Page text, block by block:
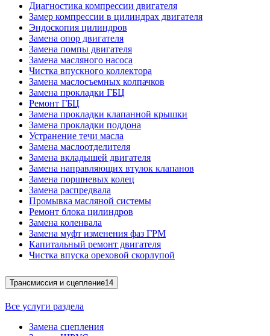
Диагностика компрессии двигателя
Замер компрессии в цилиндрах двигателя
Эндоскопия цилиндров
Замена опор двигателя
Замена помпы двигателя
Замена масляного насоса
Чистка впускного коллектора
Замена маслосъемных колпачков
Замена прокладки ГБЦ
Ремонт ГБЦ
Замена прокладки клапанной крышки
Замена прокладки поддона
Устранение течи масла
Замена маслоотделителя
Замена вкладышей двигателя
Замена направляющих втулок клапанов
Замена поршневых колец
Замена распредвала
Промывка масляной системы
Ремонт блока цилиндров
Замена коленвала
Замена муфт изменения фаз ГРМ
Капитальный ремонт двигателя
Чистка впуска ореховой скорлупой
Трансмиссия и сцепление14
Все услуги раздела
Замена сцепления